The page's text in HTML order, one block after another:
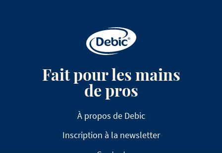
Fait pour les mains
de pros
À propos de Debic
Inscription à la newsletter